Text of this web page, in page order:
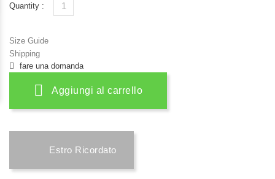
Quantity :
Size Guide
Shipping
fare una domanda
Aggiungi al carrello
Estro Ricordato